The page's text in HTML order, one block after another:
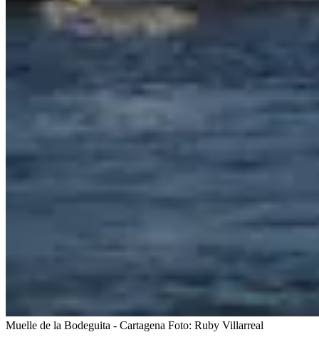
Muelle de la Bodeguita - Cartagena Foto: Ruby Villarreal